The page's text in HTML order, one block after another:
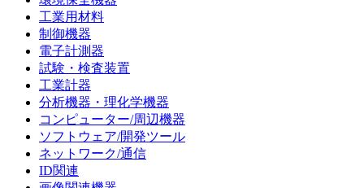
工業用材料
制御機器
電子計測器
試験・検査装置
工業計器
分析機器・理化学機器
コンピューター/周辺機器
ソフトウェア/開発ツール
ネットワーク/通信
ID関連